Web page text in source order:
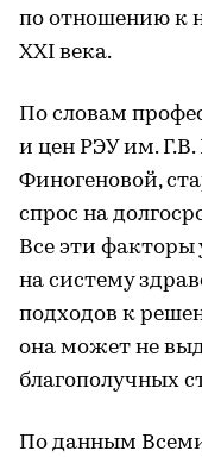
по отношению к
XXI века.
По словам
и цен РЭУ им.
Финогеновой,
спрос на
Все эти факторы
на систему
подходов к
она может не
благополучных
По данным